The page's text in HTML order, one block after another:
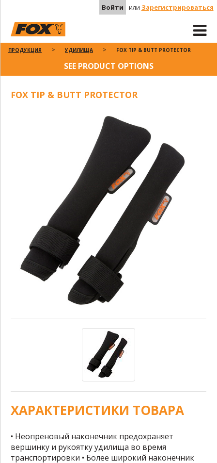
Войти или Зарегистрироваться
ПРОДУКЦИЯ УДИЛИЩА FOX TIP & BUTT PROTECTOR
SEE PRODUCT OPTIONS
FOX TIP & BUTT PROTECTOR
ХАРАКТЕРИСТИКИ ТОВАРА
• Неопреновый наконечник предохраняет
вершинку и рукоятку удилища во время
транспортировки • Более широкий наконечник